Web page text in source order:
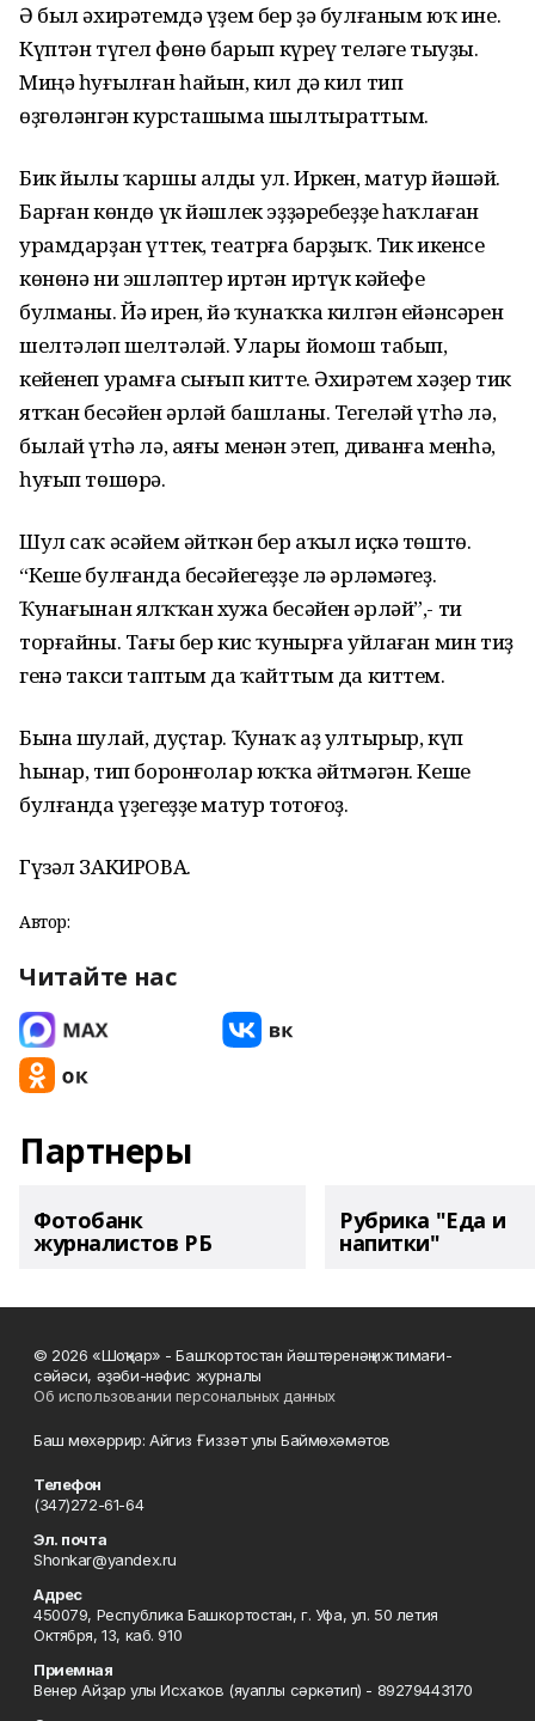
Ә был әхирәтемдә үҙем бер ҙә булғаным юҡ ине.
Күптән түгел Өфөнө барып күреү теләге тыуҙы.
Миңә һуғылған һайын, кил дә кил тип
өҙгөләнгән курсташыма шылтыраттым.
Бик йылы ҡаршы алды ул. Иркен, матур йәшәй.
Барған көндө үк йәшлек эҙҙәребеҙҙе һаҡлаған
урамдарҙан үттек, театрға барҙыҡ. Тик икенсе
көнөнә ни эшләптер иртән иртүк кәйефе
булманы. Йә ирен, йә ҡунаҡҡа килгән ейәнсәрен
шелтәләп шелтәләй. Улары йомош табып,
кейенеп урамға сығып китте. Әхирәтем хәҙер тик
ятҡан бесәйен әрләй башланы. Тегеләй үтһә лә,
былай үтһә лә, аяғы менән этеп, диванға менһә,
һуғып төшөрә.
Шул саҡ әсәйем әйткән бер аҡыл иҫкә төштө.
“Кеше булғанда бесәйегеҙҙе лә әрләмәгеҙ.
Ҡунағынан ялҡҡан хужа бесәйен әрләй”,- ти
торғайны. Тағы бер кис ҡунырға уйлаған мин тиҙ
генә такси таптым да ҡайттым да киттем.
Бына шулай, дуҫтар. Ҡунаҡ аҙ ултырыр, күп
һынар, тип боронғолар юҡҡа әйтмәгән. Кеше
булғанда үҙегеҙҙе матур тотоғоҙ.
Гүзәл ЗАКИРОВА.
Автор:
Читайте нас
Партнеры
Фотобанк
журналистов РБ
Рубрика "Еда и
напитки"
© 2026 «Шоңҡар» - Башҡортостан йәштәренәң ижтимағи-
сәйәси, әҙәби-нәфис журналы
Об использовании персональных данных
Баш мөхәррир: Айгиз Ғиззәт улы Баймөхәмәтов
Телефон
(347)272-61-64
Эл. почта
Shonkar@yandex.ru
Адрес
450079, Республика Башкортостан, г. Уфа, ул. 50 летия
Октября, 13, каб. 910
Приемная
Венер Айҙар улы Исхаҡов (яуаплы сәркәтип) - 89279443170